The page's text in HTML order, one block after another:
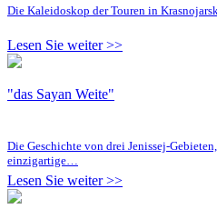
Die Kaleidoskop der Touren in
Lesen Sie weiter >>
"das Sayan Weite"
Die Geschichte von drei Jenissej-
einzigartige…
Lesen Sie weiter >>